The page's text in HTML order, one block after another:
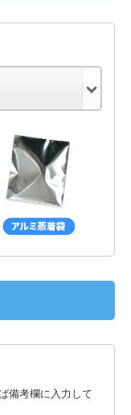
備考欄に入力して